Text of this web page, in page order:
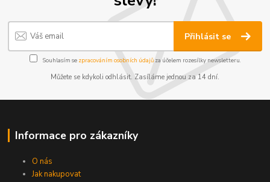
Přihlásit se
Souhlasím se zpracováním osobních údajůza účelem rozesílky newsletteru.
Můžete se kdykoli odhlásit. Zasíláme jednou za 14 dní.
Informace pro zákazníky
O nás
Jak nakupovat